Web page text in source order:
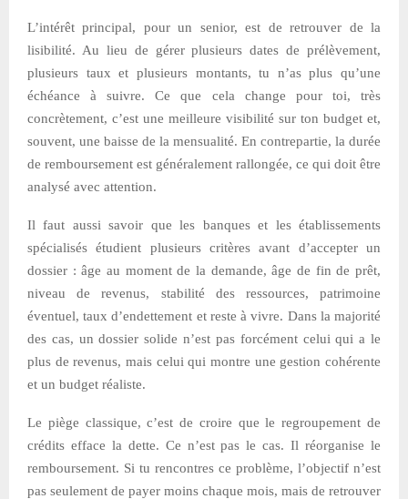
L’intérêt principal, pour un senior, est de retrouver de la
lisibilité. Au lieu de gérer plusieurs dates de prélèvement,
plusieurs taux et plusieurs montants, tu n’as plus qu’une
échéance à suivre. Ce que cela change pour toi, très
concrètement, c’est une meilleure visibilité sur ton budget et,
souvent, une baisse de la mensualité. En contrepartie, la durée
de remboursement est généralement rallongée, ce qui doit être
analysé avec attention.
Il faut aussi savoir que les banques et les établissements
spécialisés étudient plusieurs critères avant d’accepter un
dossier : âge au moment de la demande, âge de fin de prêt,
niveau de revenus, stabilité des ressources, patrimoine
éventuel, taux d’endettement et reste à vivre. Dans la majorité
des cas, un dossier solide n’est pas forcément celui qui a le
plus de revenus, mais celui qui montre une gestion cohérente
et un budget réaliste.
Le piège classique, c’est de croire que le regroupement de
crédits efface la dette. Ce n’est pas le cas. Il réorganise le
remboursement. Si tu rencontres ce problème, l’objectif n’est
pas seulement de payer moins chaque mois, mais de retrouver